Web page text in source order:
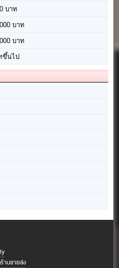
บาท
บาท
บาท
ขึ้นไป
านขายส่ง